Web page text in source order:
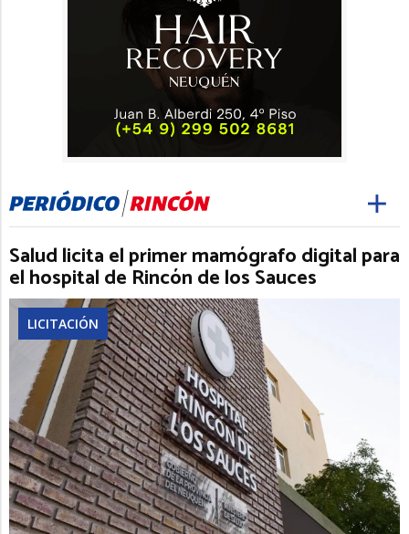
Salud licita el primer mamógrafo digital para
el hospital de Rincón de los Sauces
LICITACIÓN